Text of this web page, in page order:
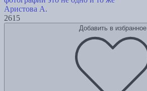
Аристова А.
2615
Добавить в избранное